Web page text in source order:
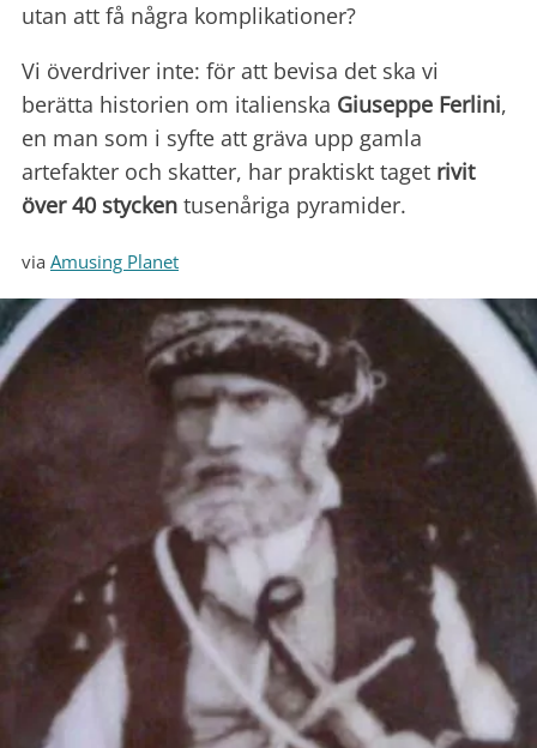
utan att få några komplikationer?
Vi överdriver inte: för att bevisa det ska vi
berätta historien om italienska Giuseppe Ferlini,
en man som i syfte att gräva upp gamla
artefakter och skatter, har praktiskt taget rivit
över 40 stycken tusenåriga pyramider.
via Amusing Planet